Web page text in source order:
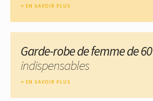
EN SAVOIR PLUS
Garde-robe de femme de
indispensables
EN SAVOIR PLUS